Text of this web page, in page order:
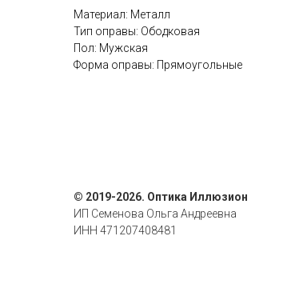
Материал: Металл
Тип оправы: Ободковая
Пол: Мужская
Форма оправы: Прямоугольные
© 2019-2026. Оптика Иллюзион
ИП Семенова Ольга Андреевна
ИНН 471207408481